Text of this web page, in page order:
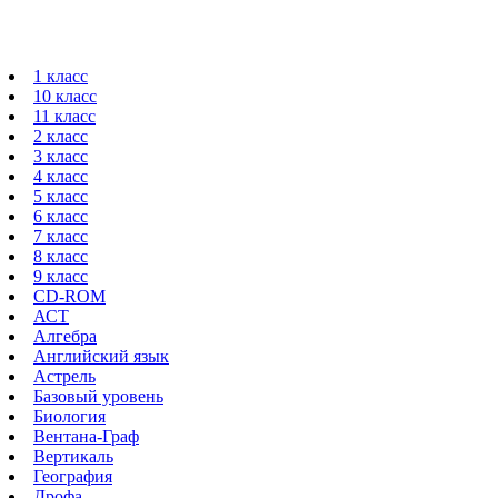
1 класс
10 класс
11 класс
2 класс
3 класс
4 класс
5 класс
6 класс
7 класс
8 класс
9 класс
CD-ROM
АСТ
Алгебра
Английский язык
Астрель
Базовый уровень
Биология
Вентана-Граф
Вертикаль
География